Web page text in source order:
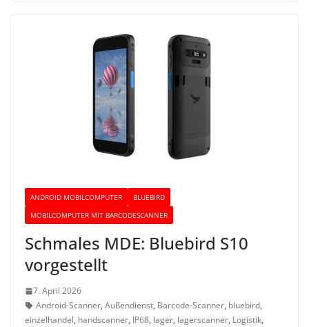
ANDROID MOBILCOMPUTER
BLUEBIRD
MOBILCOMPUTER MIT BARCODESCANNER
Schmales MDE: Bluebird S10
vorgestellt
7. April 2026
Android-Scanner, Außendienst, Barcode-Scanner, bluebird,
einzelhandel, handscanner, IP68, lager, lagerscanner, Logistik,